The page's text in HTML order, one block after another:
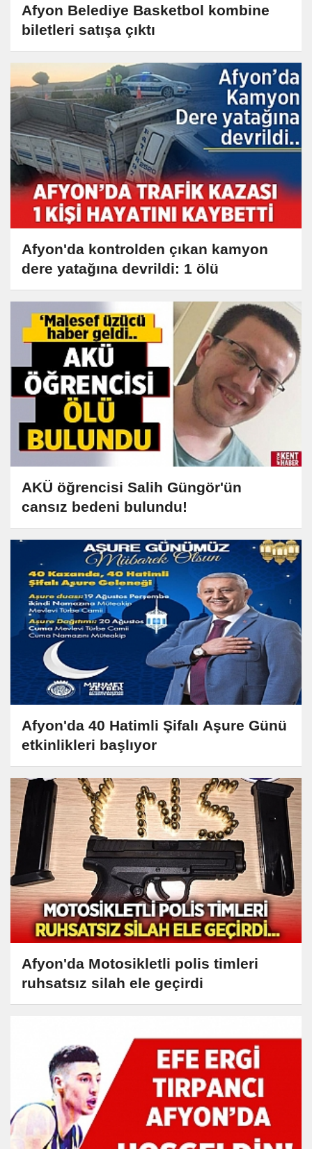
Afyon Belediye Basketbol kombine
biletleri satışa çıktı
Afyon'da kontrolden çıkan kamyon
dere yatağına devrildi: 1 ölü
AKÜ öğrencisi Salih Güngör'ün
cansız bedeni bulundu!
Afyon'da 40 Hatimli Şifalı Aşure Günü
etkinlikleri başlıyor
Afyon'da Motosikletli polis timleri
ruhsatsız silah ele geçirdi